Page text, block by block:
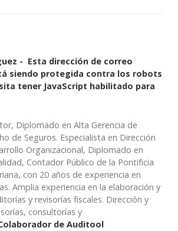
- Esta dirección de correo
siendo protegida contra los robots
tener JavaScript habilitado para
Diplomado en Alta Gerencia de
de Seguros. Especialista en Dirección
Organizacional, Diplomado en
Contador Público de la Pontificia
con 20 años de experiencia en
Amplia experiencia en la elaboración y
y revisorías fiscales. Dirección y
consultorías y
de Auditool